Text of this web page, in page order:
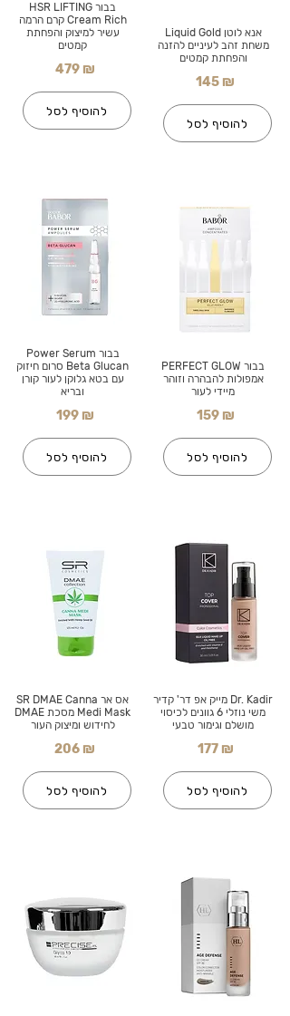
בבור HSR LIFTING
Cream Rich קרם הרמה
עשיר למיצוק והפחתת
קמטים
479 ₪
להוסיף לסל
בבור Power Serum
Beta Glucan סרום חיזוק
עם בטא גלוקן לעור קורן
ובריא
199 ₪
להוסיף לסל
אס אר SR DMAE Canna
Medi Mask מסכת DMAE
לחידוש ומיצוק העור
206 ₪
להוסיף לסל
אנא לוטן Liquid Gold
משחת זהב לעיניים להזנה
והפחתת קמטים
145 ₪
להוסיף לסל
בבור PERFECT GLOW
אמפולות להבהרה וזוהר
מיידי לעור
159 ₪
להוסיף לסל
Dr. Kadir מייק אפ דר' קדיר
משי נוזלי 6 גוונים לכיסוי
מושלם וגימור טבעי
177 ₪
להוסיף לסל